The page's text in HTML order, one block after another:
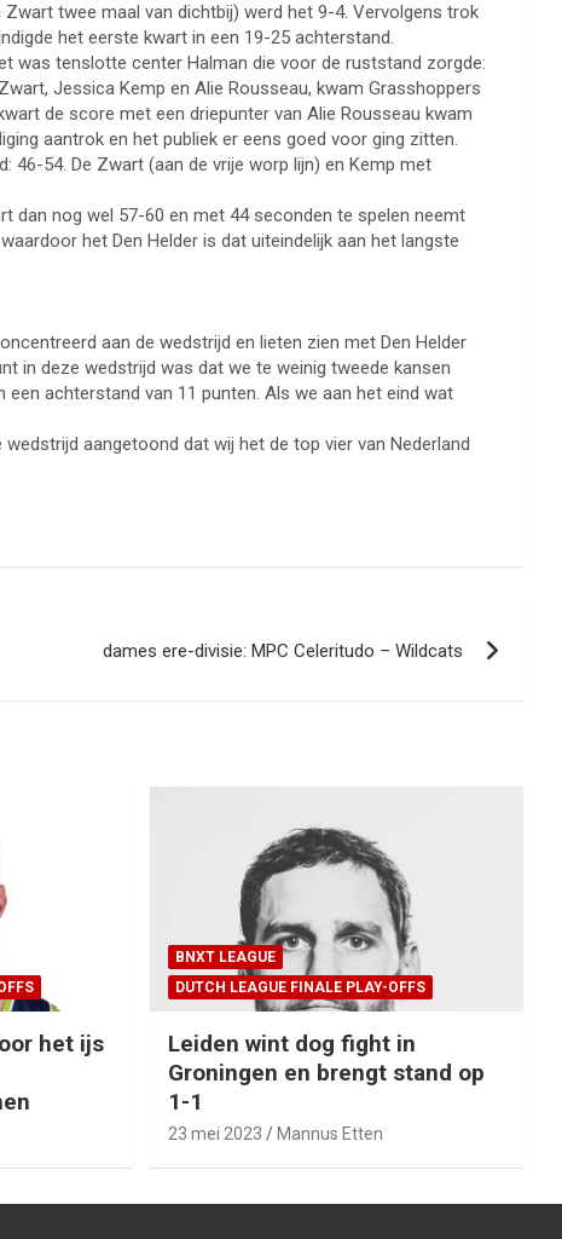
twee maal van dichtbij) werd het 9-4. Vervolgens trok
het eerste kwart in een 19-25 achterstand.
was tenslotte center Halman die voor de ruststand zorgde:
Jessica Kemp en Alie Rousseau, kwam Grasshoppers
de score met een driepunter van Alie Rousseau kwam
aantrok en het publiek er eens goed voor ging zitten.
54. De Zwart (aan de vrije worp lijn) en Kemp met
dan nog wel 57-60 en met 44 seconden te spelen neemt
het Den Helder is dat uiteindelijk aan het langste
aan de wedstrijd en lieten zien met Den Helder
in deze wedstrijd was dat we te weinig tweede kansen
achterstand van 11 punten. Als we aan het eind wat
aangetoond dat wij het de top vier van Nederland
dames ere-divisie: MPC Celeritudo – Wildcats
het ijs
BNXT LEAGUE
DUTCH LEAGUE FINALE PLAY-OFFS
Leiden wint dog fight in
Groningen en brengt stand op
1-1
23 mei 2023 Mannus Etten